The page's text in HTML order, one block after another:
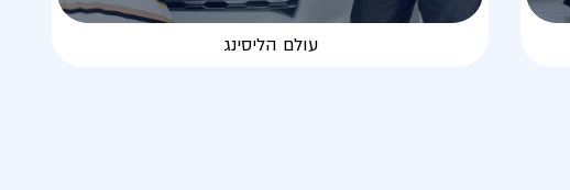
עולם הליסינג